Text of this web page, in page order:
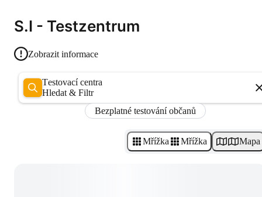
S.I - Testzentrum
Zobrazit informace
Testovací centra
Hledat & Filtr
Bezplatné testování občanů
Mřížka Mřížka Mapa